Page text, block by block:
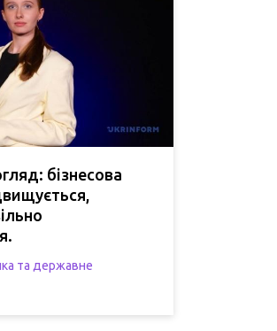
бізнесова
та державне